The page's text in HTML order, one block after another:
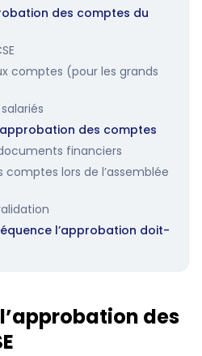
des comptes du
comptes (pour les grands
des comptes
financiers
comptes lors de l’assemblée
l’approbation doit-
des